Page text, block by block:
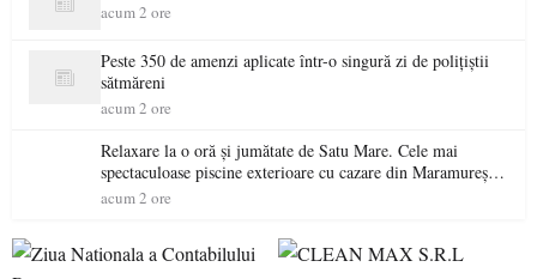
acum 2 ore
Peste 350 de amenzi aplicate într-o singură zi de polițiștii
sătmăreni
acum 2 ore
Relaxare la o oră și jumătate de Satu Mare. Cele mai
spectaculoase piscine exterioare cu cazare din Maramureș,
ideale pentru o escapadă de vară
acum 2 ore